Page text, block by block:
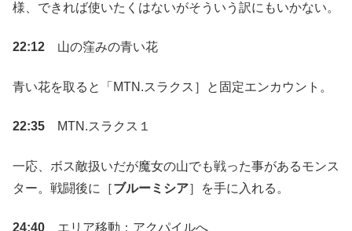
様、できれば使いたくはないがそういう訳にもいかない。
22:12 山の窪みの青い花
青い花を取ると「MTN.スラクス］と固定エンカウント。
22:35 MTN.スラクス１
一応、ボス敵扱いだが魔女の山でも戦った事があるモンス
ター。戦闘後に［ブルーミシア］を手に入れる。
24:40 エリア移動：アクパイルへ